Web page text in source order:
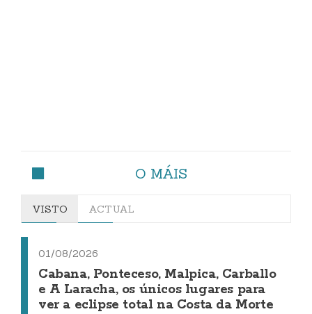
O MÁIS
VISTO ACTUAL
01/08/2026
Cabana, Ponteceso, Malpica, Carballo
e A Laracha, os únicos lugares para
ver a eclipse total na Costa da Morte